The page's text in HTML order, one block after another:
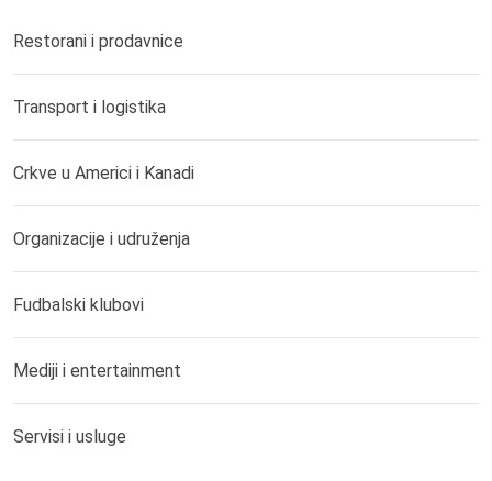
Restorani i prodavnice
Transport i logistika
Crkve u Americi i Kanadi
Organizacije i udruženja
Fudbalski klubovi
Mediji i entertainment
Servisi i usluge